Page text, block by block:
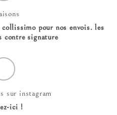
pour nos envois. les
contre signature
sur instagram
ici !